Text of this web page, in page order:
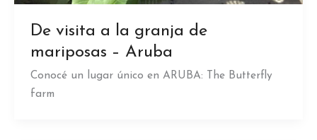
De visita a la granja de
mariposas – Aruba
Conocé un lugar único en ARUBA: The Butterfly
farm